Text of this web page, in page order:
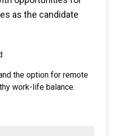
as the candidate
the option for remote
work-life balance.